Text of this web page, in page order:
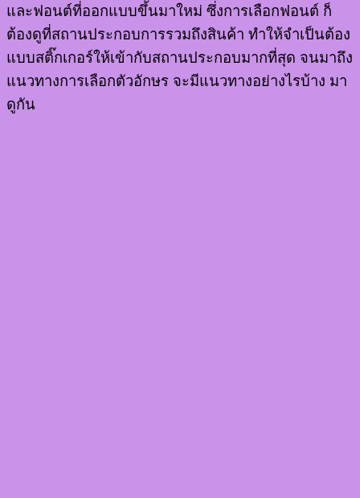
และฟอนต์ที่ออกแบบขึ้นมาใหม่ ซึ่งการเลือกฟอนต์ ก็
ต้องดูที่สถานประกอบการรวมถึงสินค้า ทำให้จำเป็นต้อง
แบบสติ๊กเกอร์ให้เข้ากับสถานประกอบมากที่สุด จนมาถึง
แนวทางการเลือกตัวอักษร จะมีแนวทางอย่างไรบ้าง มา
ดูกัน